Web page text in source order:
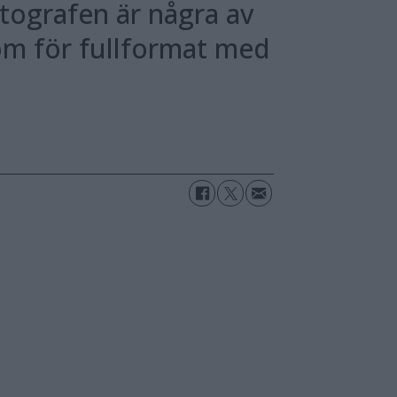
är några av
för fullformat med